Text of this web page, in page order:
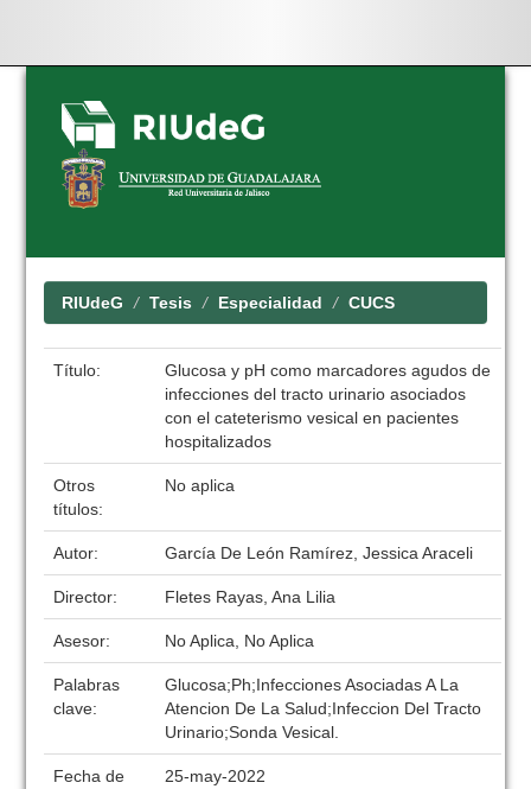
Skip
navigation
RIUdeG Tesis Especialidad CUCS
Título:
Glucosa y pH como marcadores agudos de
infecciones del tracto urinario asociados
con el cateterismo vesical en pacientes
hospitalizados
Otros
títulos:
No aplica
Autor: García De León Ramírez, Jessica Araceli
Director: Fletes Rayas, Ana Lilia
Asesor: No Aplica, No Aplica
Palabras
clave:
Glucosa;Ph;Infecciones Asociadas A La
Atencion De La Salud;Infeccion Del Tracto
Urinario;Sonda Vesical.
Fecha de
25-may-2022